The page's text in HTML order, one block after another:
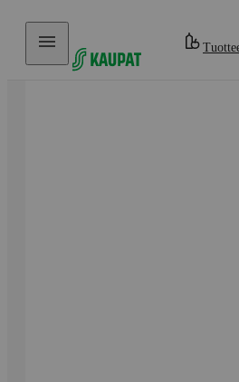
Hyppää sisältöön